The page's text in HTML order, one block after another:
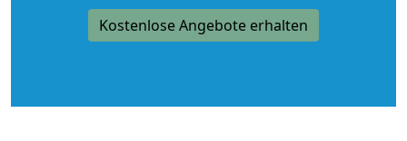
Kostenlose Angebote erhalten